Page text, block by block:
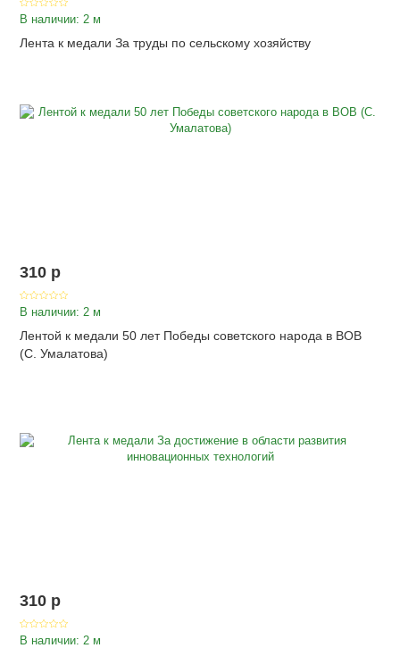
В наличии: 2 м
Лента к медали За труды по сельскому хозяйству
310 p
В наличии: 2 м
Лентой к медали 50 лет Победы советского народа в ВОВ
(С. Умалатова)
310 p
В наличии: 2 м